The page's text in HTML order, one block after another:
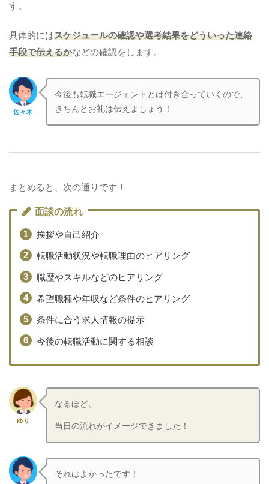
す。
具体的にはスケジュールの確認や選考結果をどういった連絡
手段で伝えるかなどの確認をします。
佐々木
今後も転職エージェントとは付き合っていくので、
きちんとお礼は伝えましょう！
まとめると、次の通りです！
面談の流れ
挨拶や自己紹介
転職活動状況や転職理由のヒアリング
職歴やスキルなどのヒアリング
希望職種や年収など条件のヒアリング
条件に合う求人情報の提示
今後の転職活動に関する相談
ゆり
なるほど、
当日の流れがイメージできました！
それはよかったです！